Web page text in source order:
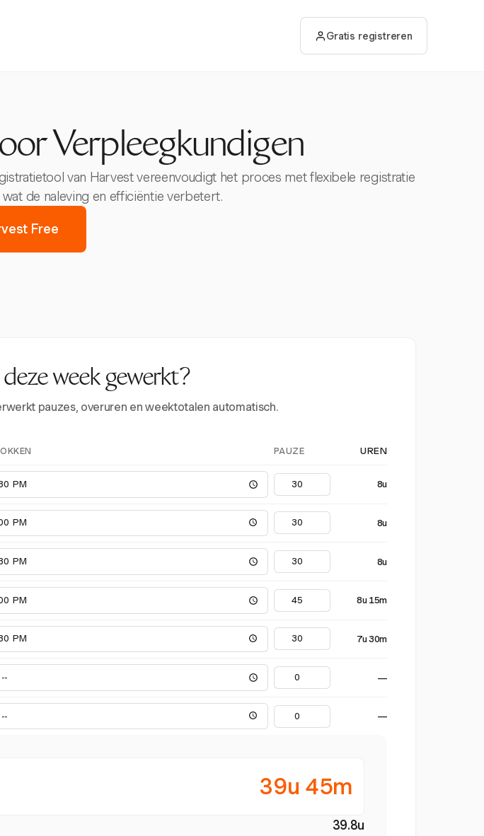
Gratis registreren
Verpleegkundigen
van Harvest vereenvoudigt het proces met flexibele registratie
de naleving en efficiëntie verbetert.
Free
week gewerkt?
pauzes, overuren en weektotalen automatisch.
PAUZE UREN
8u
8u
8u
8u 15m
7u 30m
—
—
39u 45m
39.8u